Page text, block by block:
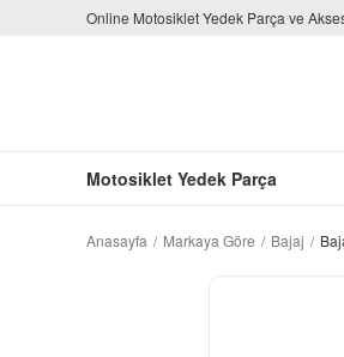
Online Motosiklet Yedek Parça ve
Motosiklet Yedek Parça
Anasayfa Markaya Göre Bajaj